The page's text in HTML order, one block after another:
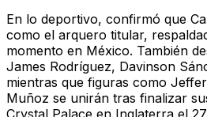
En lo deportivo, confirmó que
como el arquero titular,
momento en México. También
James Rodríguez, Davinson
mientras que figuras como
Muñoz se unirán tras finalizar